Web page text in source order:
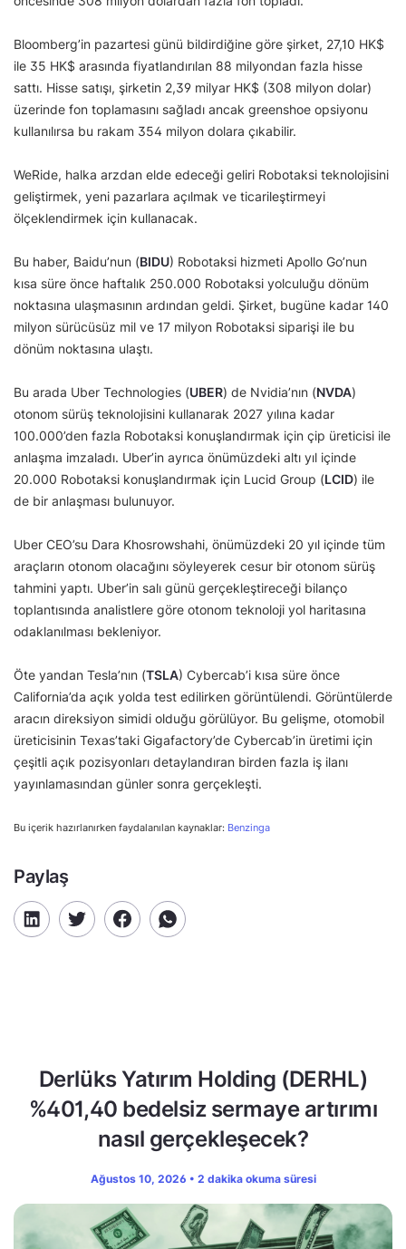
Bloomberg’in pazartesi günü bildirdiğine göre şirket, 27,10 HK$
ile 35 HK$ arasında fiyatlandırılan 88 milyondan fazla hisse
sattı. Hisse satışı, şirketin 2,39 milyar HK$ (308 milyon dolar)
üzerinde fon toplamasını sağladı ancak greenshoe opsiyonu
kullanılırsa bu rakam 354 milyon dolara çıkabilir.
WeRide, halka arzdan elde edeceği geliri Robotaksi teknolojisini
geliştirmek, yeni pazarlara açılmak ve ticarileştirmeyi
ölçeklendirmek için kullanacak.
Bu haber, Baidu’nun (BIDU) Robotaksi hizmeti Apollo Go’nun
kısa süre önce haftalık 250.000 Robotaksi yolculuğu dönüm
noktasına ulaşmasının ardından geldi. Şirket, bugüne kadar 140
milyon sürücüsüz mil ve 17 milyon Robotaksi siparişi ile bu
dönüm noktasına ulaştı.
Bu arada Uber Technologies (UBER) de Nvidia’nın (NVDA)
otonom sürüş teknolojisini kullanarak 2027 yılına kadar
100.000’den fazla Robotaksi konuşlandırmak için çip üreticisi ile
anlaşma imzaladı. Uber’in ayrıca önümüzdeki altı yıl içinde
20.000 Robotaksi konuşlandırmak için Lucid Group (LCID) ile
de bir anlaşması bulunuyor.
Uber CEO’su Dara Khosrowshahi, önümüzdeki 20 yıl içinde tüm
araçların otonom olacağını söyleyerek cesur bir otonom sürüş
tahmini yaptı. Uber’in salı günü gerçekleştireceği bilanço
toplantısında analistlere göre otonom teknoloji yol haritasına
odaklanılması bekleniyor.
Öte yandan Tesla’nın (TSLA) Cybercab’i kısa süre önce
California’da açık yolda test edilirken görüntülendi. Görüntülerde
aracın direksiyon simidi olduğu görülüyor. Bu gelişme, otomobil
üreticisinin Texas’taki Gigafactory’de Cybercab’in üretimi için
çeşitli açık pozisyonları detaylandıran birden fazla iş ilanı
yayınlamasından günler sonra gerçekleşti.
Bu içerik hazırlanırken faydalanılan kaynaklar: Benzinga
Paylaş
Derlüks Yatırım Holding (DERHL)
%401,40 bedelsiz sermaye artırımı
nasıl gerçekleşecek?
Ağustos 10, 2026 • 2 dakika okuma süresi